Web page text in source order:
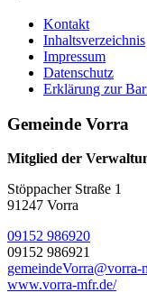
Kontakt
Inhaltsverzeichnis
Impressum
Datenschutz
Erklärung zur
Gemeinde Vorra
Mitglied der
Stöppacher Straße 1
91247 Vorra
09152 986920
09152 986921
gemeindeVorra@vorra-
www.vorra-mfr.de/